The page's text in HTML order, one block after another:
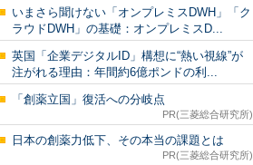
いまさら聞けない「オンプレミスDWH」「ク
ラウドDWH」の基礎：オンプレミスD...
英国「企業デジタルID」構想に“熱い視線”が
注がれる理由：年間約6億ポンドの利...
「創薬立国」復活への分岐点
PR(三菱総合研究所)
日本の創薬力低下、その本当の課題とは
PR(三菱総合研究所)